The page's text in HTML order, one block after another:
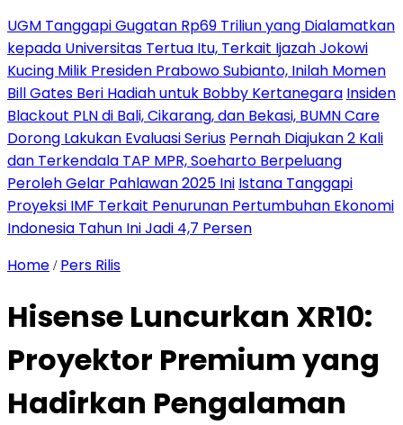
UGM Tanggapi Gugatan Rp69 Triliun yang Dialamatkan
kepada Universitas Tertua Itu, Terkait Ijazah Jokowi
Kucing Milik Presiden Prabowo Subianto, Inilah Momen
Bill Gates Beri Hadiah untuk Bobby Kertanegara Insiden
Blackout PLN di Bali, Cikarang, dan Bekasi, BUMN Care
Dorong Lakukan Evaluasi Serius Pernah Diajukan 2 Kali
dan Terkendala TAP MPR, Soeharto Berpeluang
Peroleh Gelar Pahlawan 2025 Ini Istana Tanggapi
Proyeksi IMF Terkait Penurunan Pertumbuhan Ekonomi
Indonesia Tahun Ini Jadi 4,7 Persen
Home / Pers Rilis
Hisense Luncurkan XR10:
Proyektor Premium yang
Hadirkan Pengalaman